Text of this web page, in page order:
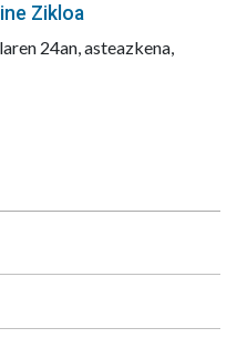
Zikloa
24an, asteazkena,